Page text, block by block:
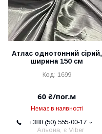
Атлас однотонний сірий,
ширина 150 см
1699
60 ₴/пог.м
Немає в наявності
+380 (50) 555-00-17
Альона, є Viber